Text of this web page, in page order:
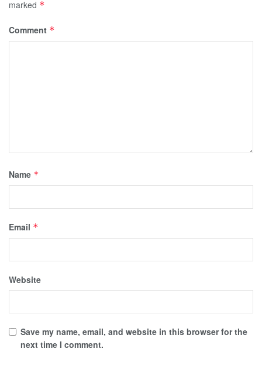
marked *
Comment *
Name *
Email *
Website
Save my name, email, and website in this browser for the
next time I comment.